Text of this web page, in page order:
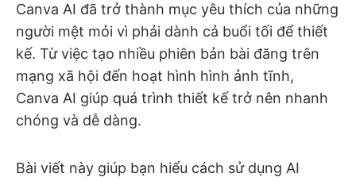
Canva AI đã trở thành mục yêu thích của những
người mệt mỏi vì phải dành cả buổi tối để thiết
kế. Từ việc tạo nhiều phiên bản bài đăng trên
mạng xã hội đến hoạt hình hình ảnh tĩnh,
Canva AI giúp quá trình thiết kế trở nên nhanh
chóng và dễ dàng.
Bài viết này giúp bạn hiểu cách sử dụng AI